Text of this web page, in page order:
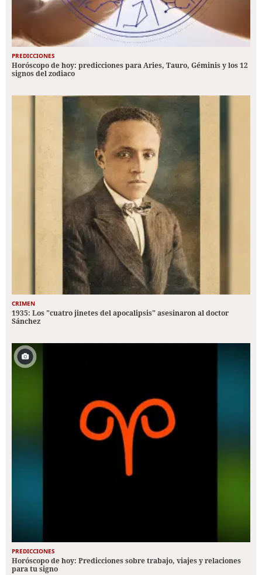
PREDICCIONES
Horóscopo de hoy: predicciones para Aries, Tauro, Géminis y los 12
signos del zodiaco
CRIMEN
1935: Los "cuatro jinetes del apocalipsis" asesinaron al doctor
Sánchez
PREDICCIONES
Horóscopo de hoy: Predicciones sobre trabajo, viajes y relaciones
para tu signo